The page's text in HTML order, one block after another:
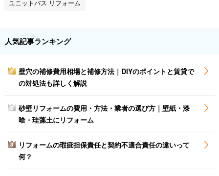
ユニットバス リフォーム
人気記事ランキング
1
壁穴の補修費用相場と補修方法｜DIYのポイントと賃貸で
の対処法も詳しく解説
2
砂壁リフォームの費用・方法・業者の選び方｜壁紙・漆
喰・珪藻土にリフォーム
3
リフォームの瑕疵担保責任と契約不適合責任の違いって
何？